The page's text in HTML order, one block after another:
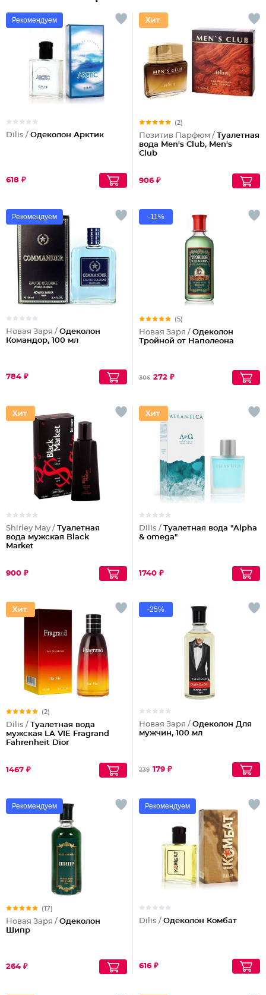
Рекомендуем
Dilis / Одеколон Арктик
618 ₽
(2)
Позитив Парфюм / Туалетная
вода Men's Club, Men's
Club
906 ₽
Рекомендуем
Новая Заря / Одеколон
Командор, 100 мл
784 ₽
-11%
(5)
Новая Заря / Одеколон
Тройной от Наполеона
306 272 ₽
Shirley May / Туалетная
вода мужская Black
Market
900 ₽
Dilis / Туалетная вода "Alpha
& omega"
1740 ₽
(2)
Dilis / Туалетная вода
мужская LA VIE Fragrand
Fahrenheit Dior
1467 ₽
-25%
Новая Заря / Одеколон Для
мужчин, 100 мл
239 179 ₽
Рекомендуем
(17)
Новая Заря / Одеколон
Шипр
264 ₽
Рекомендуем
Dilis / Одеколон Комбат
616 ₽